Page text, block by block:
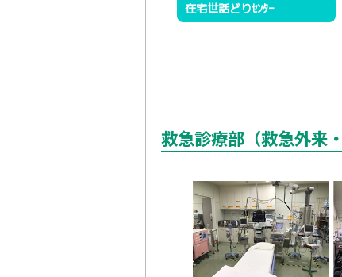
在宅世話どりｾﾝﾀｰ
救急診療部（救急外来